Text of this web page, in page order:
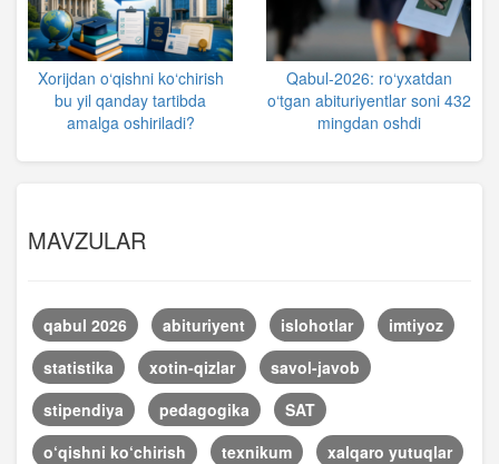
Xorijdan o‘qishni ko‘chirish
bu yil qanday tartibda
amalga oshiriladi?
Qabul-2026: ro‘yxatdan
o‘tgan abituriyentlar soni 432
mingdan oshdi
MAVZULAR
qabul 2026 abituriyent islohotlar
imtiyoz
statistika
xotin-qizlar
savol-javob
stipendiya
pedagogika
SAT
o‘qishni ko‘chirish
texnikum
xalqaro yutuqlar